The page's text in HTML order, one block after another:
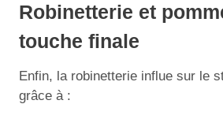
Robinetterie et
touche finale
Enfin, la robinetterie influe sur le
grâce à :